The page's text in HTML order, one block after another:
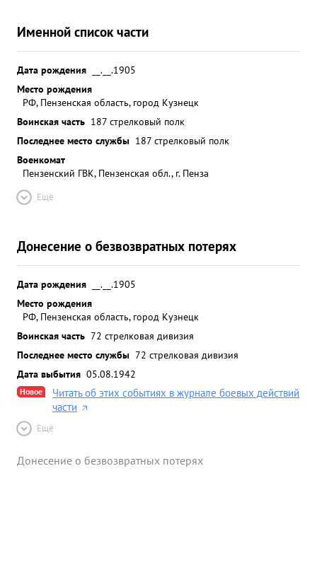
Именной список части
Дата рождения
__.__.1905
Место рождения
РФ, Пензенская область, город Кузнецк
Воинская часть 187 стрелковый полк
Последнее место службы 187 стрелковый полк
Военкомат
Пензенский ГВК, Пензенская обл., г. Пенза
Ещё
Донесение о безвозвратных потерях
Дата рождения
__.__.1905
Место рождения
РФ, Пензенская область, город Кузнецк
Воинская часть 72 стрелковая дивизия
Последнее место службы 72 стрелковая дивизия
Дата выбытия 05.08.1942
Новое
Читать об этих событиях в журнале боевых действий
части
Ещё
Донесение о безвозвратных потерях